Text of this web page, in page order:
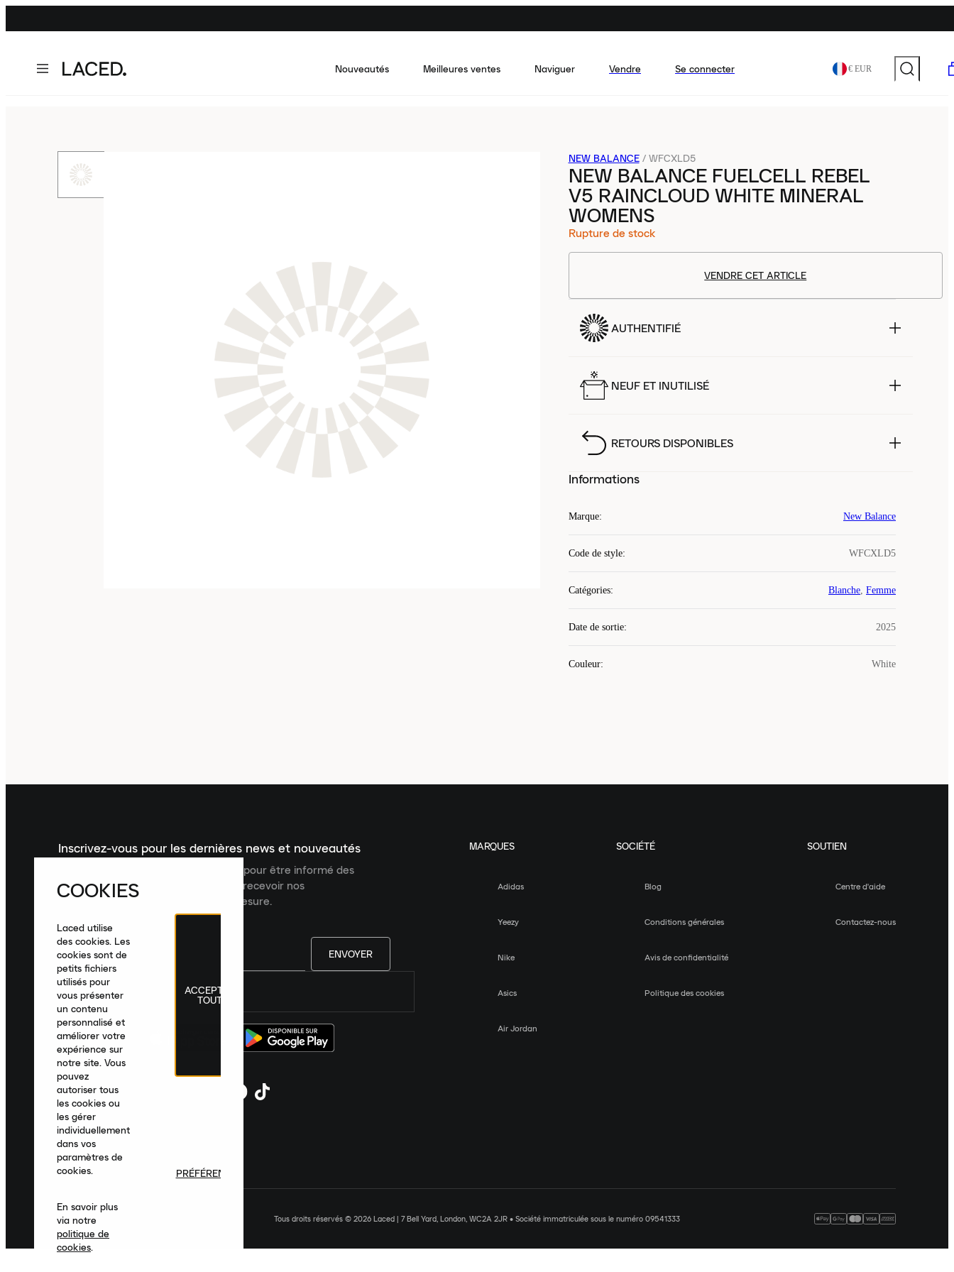
Nouveautés Meilleures ventes Naviguer Vendre Se connecter € EUR
NEW BALANCE / WFCXLD5
NEW BALANCE FUELCELL REBEL
V5 RAINCLOUD WHITE MINERAL
WOMENS
Rupture de stock
VENDRE CET ARTICLE
AUTHENTIFIÉ
NEUF ET INUTILISÉ
RETOURS DISPONIBLES
Informations
Marque: New Balance
Code de style: WFCXLD5
Catégories: Blanche, Femme
Date de sortie: 2025
Couleur: White
Inscrivez-vous pour les dernières news et nouveautés
Inscrivez-vous à la newsletter Laced pour être informé des
dernières nouveautés, collections et recevoir nos
recommandations de produits sur mesure.
ENVOYER
France|Français
MARQUES
Adidas
Yeezy
Nike
Asics
Air Jordan
SOCIÉTÉ
Blog
Conditions générales
Avis de confidentialité
Politique des cookies
SOUTIEN
Centre d'aide
Contactez-nous
Tous droits réservés © 2026 Laced | 7 Bell Yard, London, WC2A 2JR • Société immatriculée sous le numéro 09541333
COOKIES
Laced utilise
des cookies. Les
cookies sont de
petits fichiers
utilisés pour
vous présenter
un contenu
personnalisé et
améliorer votre
expérience sur
notre site. Vous
pouvez
autoriser tous
les cookies ou
les gérer
individuellement
dans vos
paramètres de
cookies.
En savoir plus
via notre
politique de
cookies.
ACCEPTER
TOUT
PRÉFÉRENCES